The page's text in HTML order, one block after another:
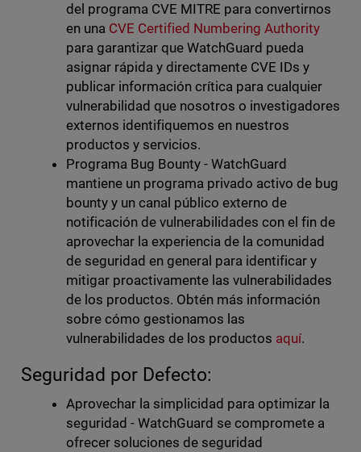
del programa CVE MITRE para convertirnos
en una CVE Certified Numbering Authority
para garantizar que WatchGuard pueda
asignar rápida y directamente CVE IDs y
publicar información crítica para cualquier
vulnerabilidad que nosotros o investigadores
externos identifiquemos en nuestros
productos y servicios.
Programa Bug Bounty - WatchGuard
mantiene un programa privado activo de bug
bounty y un canal público externo de
notificación de vulnerabilidades con el fin de
aprovechar la experiencia de la comunidad
de seguridad en general para identificar y
mitigar proactivamente las vulnerabilidades
de los productos. Obtén más información
sobre cómo gestionamos las
vulnerabilidades de los productos aquí.
Seguridad por Defecto:
Aprovechar la simplicidad para optimizar la
seguridad - WatchGuard se compromete a
ofrecer soluciones de seguridad